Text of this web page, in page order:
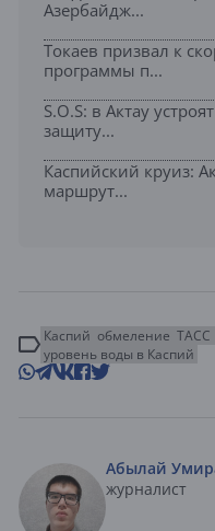
Азербайдж...
Токаев призвал к
программы п...
S.O.S: в Актау
защиту...
Каспийский круиз:
маршрут...
Каспий обмеление ТАСС
уровень воды в Каспий
Абылай
журналист